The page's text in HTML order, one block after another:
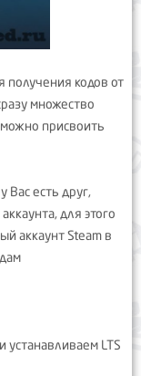
получения кодов от
множество
присвоить
Вас есть друг,
для этого
аккаунт Steam в
устанавливаем LTS